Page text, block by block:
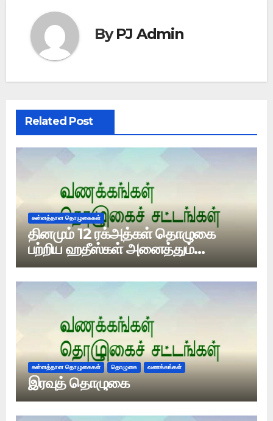
ByPJ Admin
Related Post
சுன்னத்தான தொழுகைகள்
தினமும் 12 ரக்அத்கள் தொழுகை
பற்றிய ஹதீஸ்கள் அனைத்தும்
பலவீனமானதா?
சுன்னத்தான தொழுகைகள் தொழுகை வணக்கங்கள்
இரவுத் தொழுகை